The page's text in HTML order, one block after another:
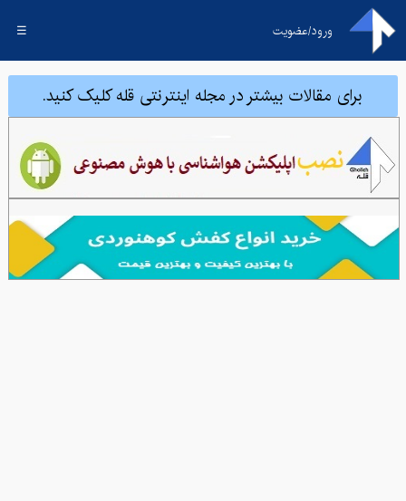
ورود/عضویت ☰
برای مقالات بیشتر در مجله اینترنتی قله کلیک کنید.